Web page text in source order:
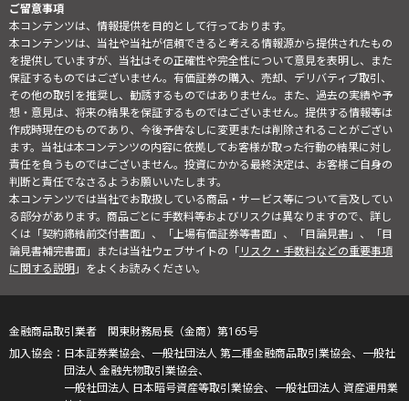
ご留意事項
本コンテンツは、情報提供を目的として行っております。
本コンテンツは、当社や当社が信頼できると考える情報源から提供されたもの
を提供していますが、当社はその正確性や完全性について意見を表明し、また
保証するものではございません。有価証券の購入、売却、デリバティブ取引、
その他の取引を推奨し、勧誘するものではありません。また、過去の実績や予
想・意見は、将来の結果を保証するものではございません。提供する情報等は
作成時現在のものであり、今後予告なしに変更または削除されることがござい
ます。当社は本コンテンツの内容に依拠してお客様が取った行動の結果に対し
責任を負うものではございません。投資にかかる最終決定は、お客様ご自身の
判断と責任でなさるようお願いいたします。
本コンテンツでは当社でお取扱している商品・サービス等について言及してい
る部分があります。商品ごとに手数料等およびリスクは異なりますので、詳し
くは「契約締結前交付書面」、「上場有価証券等書面」、「目論見書」、「目
論見書補完書面」または当社ウェブサイトの「リスク・手数料などの重要事項
に関する説明」をよくお読みください。
金融商品取引業者 関東財務局長（金商）第165号
日本証券業協会、一般社団法人 第二種金融商品取引業協会、一般社
団法人 金融先物取引業協会、
一般社団法人 日本暗号資産等取引業協会、一般社団法人 資産運用業